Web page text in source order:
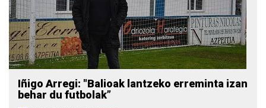
Iñigo Arregi: "Balioak lantzeko erreminta izan
behar du futbolak”